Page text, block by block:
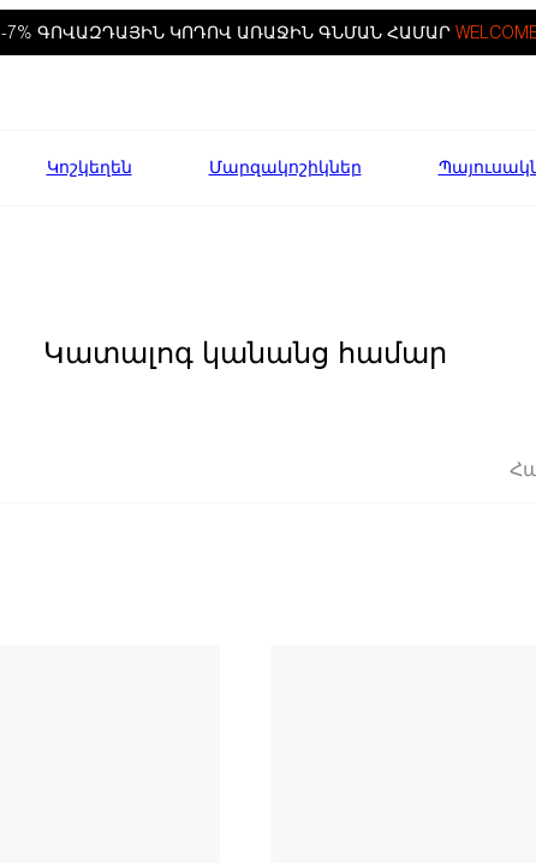
-7% ԳՈՎԱԶԴԱՅԻՆ ԿՈԴՈՎ ԱՌԱՋԻՆ ԳՆՄԱՆ ՀԱՄԱՐ
Կոշկեղեն Մարզակոշիկներ
Կատալոգ կանանց համար